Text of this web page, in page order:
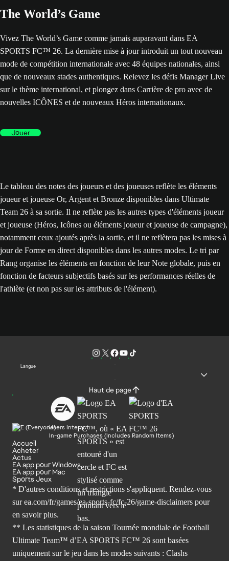
The World’s Game
Vivez The World’s Game comme jamais auparavant dans EA
SPORTS FC™ 26. La dernière mise à jour introduit un tout nouveau
mode de compétition internationale avec 48 équipes nationales, ainsi
que de nouveaux stades authentiques. Relevez les défis Manager Live
sur le thème international, et plongez dans Carrière de pro avec de
nouvelles ICÔNES et de nouveaux Héros internationaux.
Jouer
Le tableau des notes des joueurs et des joueuses reflète les éléments
joueur et joueuse Or, Argent et Bronze disponibles dans Ultimate
Team 26 à sa sortie. Il ne reflète pas les autres types d'éléments joueur
et joueuse (Héros, Icônes ou éléments joueur et joueuse de campagne),
notamment ceux ajoutés après la sortie, et il ne reflètera pas les mises à
jour de Forme en direct disponibles dans les autres modes. Le tri par
Rang organise les éléments en fonction de leur Note globale, puis en
fonction de facteurs subjectifs basés sur les performances réelles de
l'athlète (et non pas sur les attributs de l'élément).
Langue
Haut de page
Users Interact
In-game Purchases (Includes Random Items)
Accueil
Acheter
Actus
EA app pour Windows
EA app pour Mac
Sports Jeux
* D'autres conditions et restrictions s'appliquent. Rendez-vous
sur ea.com/fr/games/ea-sports-fc/fc-26/game-disclaimers pour
en savoir plus.
** Les statistiques de la saison Tournée mondiale de Football
Ultimate Team™ d’EA SPORTS FC™ 26 sont basées
uniquement sur le jeu dans les modes suivants : Clashs